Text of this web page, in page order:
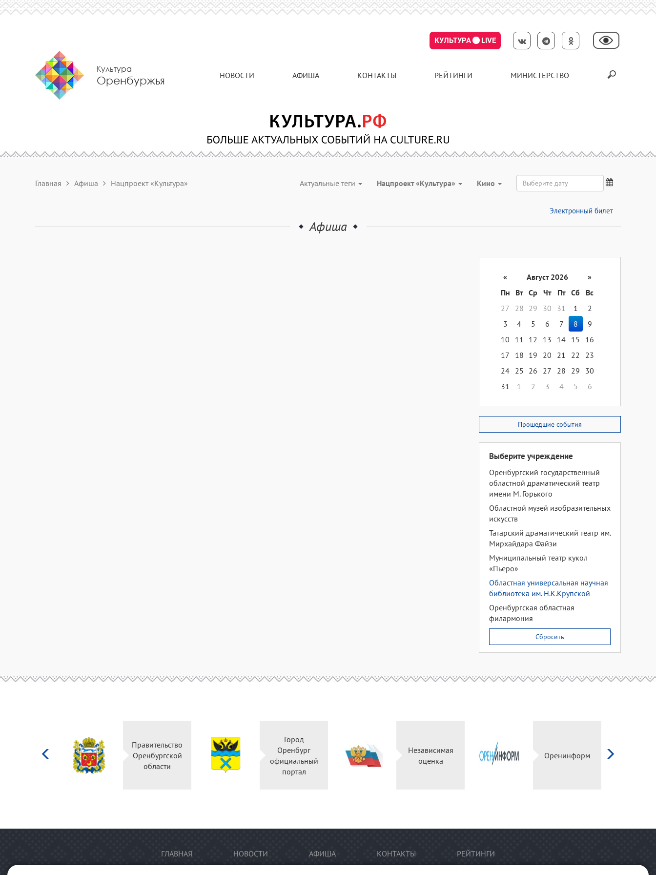
КУЛЬТУРА LIVE
Культура
Оренбуржья НОВОСТИ АФИША КОНТАКТЫ РЕЙТИНГИ МИНИСТЕРСТВО
Главная Афиша Нацпроект «Культура» Актуальные теги Нацпроект «Культура» Кино
Электронный билет
Афиша
« Август 2026
»
Пн
Вт Ср Чт Пт Сб
Вс
27
28 29 30 31 1
2
3
4 5 6 7 8
9
10
11 12 13 14 15
16
17
18 19 20 21 22
23
24 25 26 27 28 29
30
31
1 2 3 4 5 6
Прошедшие события
Выберите учреждение
Оренбургский государственный
областной драматический театр
имени М. Горького
Областной музей изобразительных
искусств
Татарский драматический театр им.
Мирхайдара Файзи
Муниципальный театр кукол
«Пьеро»
Областная универсальная научная
библиотека им. Н.К.Крупской
Оренбургская областная
филармония
Сбросить
Правительство
Оренбургской
области
Город
Оренбург
официальный
портал
Независимая
оценка
Оренинформ
ГЛАВНАЯ НОВОСТИ АФИША КОНТАКТЫ РЕЙТИНГИ